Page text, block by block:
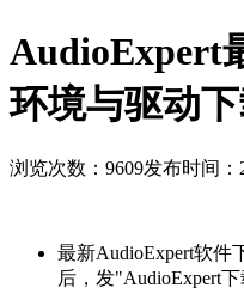
AudioExpert
环境与驱动
浏览次数：9609发布时间：
最新AudioExpert软件
后，发"AudioExpert